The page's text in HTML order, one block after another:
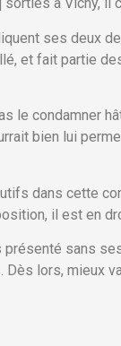
à Vichy, il
ses deux
et fait partie
le condamner
bien lui
dans cette
il est en
présenté sans
Dès lors, mieux